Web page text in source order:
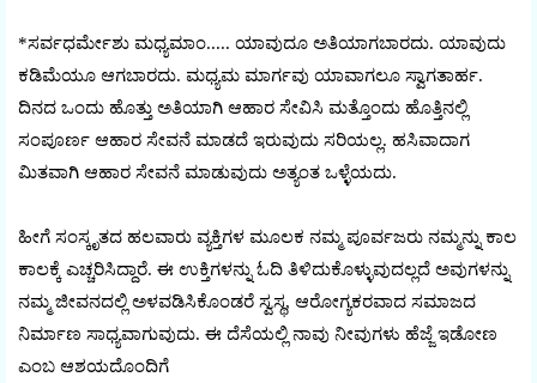
*ಸರ್ವಧರ್ಮೇಶು ಮಧ್ಯಮಾಂ..... ಯಾವುದೂ ಅತಿಯಾಗಬಾರದು. ಯಾವುದು
ಕಡಿಮೆಯೂ ಆಗಬಾರದು. ಮಧ್ಯಮ ಮಾರ್ಗವು ಯಾವಾಗಲೂ ಸ್ವಾಗತಾರ್ಹ.
ದಿನದ ಒಂದು ಹೊತ್ತು ಅತಿಯಾಗಿ ಆಹಾರ ಸೇವಿಸಿ ಮತ್ತೊಂದು ಹೊತ್ತಿನಲ್ಲಿ
ಸಂಪೂರ್ಣ ಆಹಾರ ಸೇವನೆ ಮಾಡದೆ ಇರುವುದು ಸರಿಯಲ್ಲ. ಹಸಿವಾದಾಗ
ಮಿತವಾಗಿ ಆಹಾರ ಸೇವನೆ ಮಾಡುವುದು ಅತ್ಯಂತ ಒಳ್ಳೆಯದು.
ಹೀಗೆ ಸಂಸ್ಕೃತದ ಹಲವಾರು ವ್ಯಕ್ತಿಗಳ ಮೂಲಕ ನಮ್ಮ ಪೂರ್ವಜರು ನಮ್ಮನ್ನು ಕಾಲ
ಕಾಲಕ್ಕೆ ಎಚ್ಚರಿಸಿದ್ದಾರೆ. ಈ ಉಕ್ತಿಗಳನ್ನು ಓದಿ ತಿಳಿದುಕೊಳ್ಳುವುದಲ್ಲದೆ ಅವುಗಳನ್ನು
ನಮ್ಮ ಜೀವನದಲ್ಲಿ ಅಳವಡಿಸಿಕೊಂಡರೆ ಸ್ವಸ್ಥ, ಆರೋಗ್ಯಕರವಾದ ಸಮಾಜದ
ನಿರ್ಮಾಣ ಸಾಧ್ಯವಾಗುವುದು. ಈ ದೆಸೆಯಲ್ಲಿ ನಾವು ನೀವುಗಳು ಹೆಜ್ಜೆ ಇಡೋಣ
ಎಂಬ ಆಶಯದೊಂದಿಗೆ